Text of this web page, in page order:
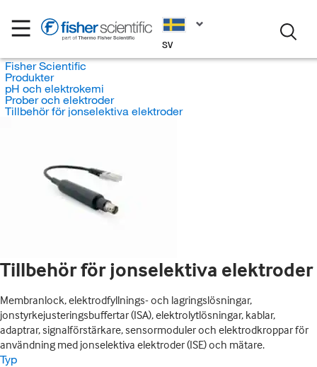
SV
Fisher Scientific
Produkter
pH och elektrokemi
Prober och elektroder
Tillbehör för jonselektiva elektroder
Tillbehör för jonselektiva elektroder
Membranlock, elektrodfyllnings- och lagringslösningar,
jonstyrkejusteringsbuffertar (ISA), elektrolytlösningar, kablar,
adaptrar, signalförstärkare, sensormoduler och elektrodkroppar för
användning med jonselektiva elektroder (ISE) och mätare.
Typ